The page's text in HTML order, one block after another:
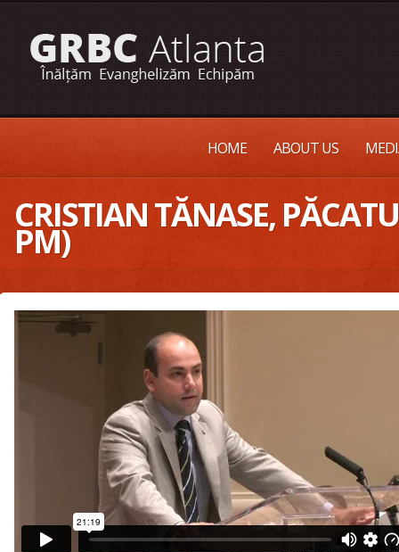
HOME ABOUT US
CRISTIAN TĂNASE,
PM)